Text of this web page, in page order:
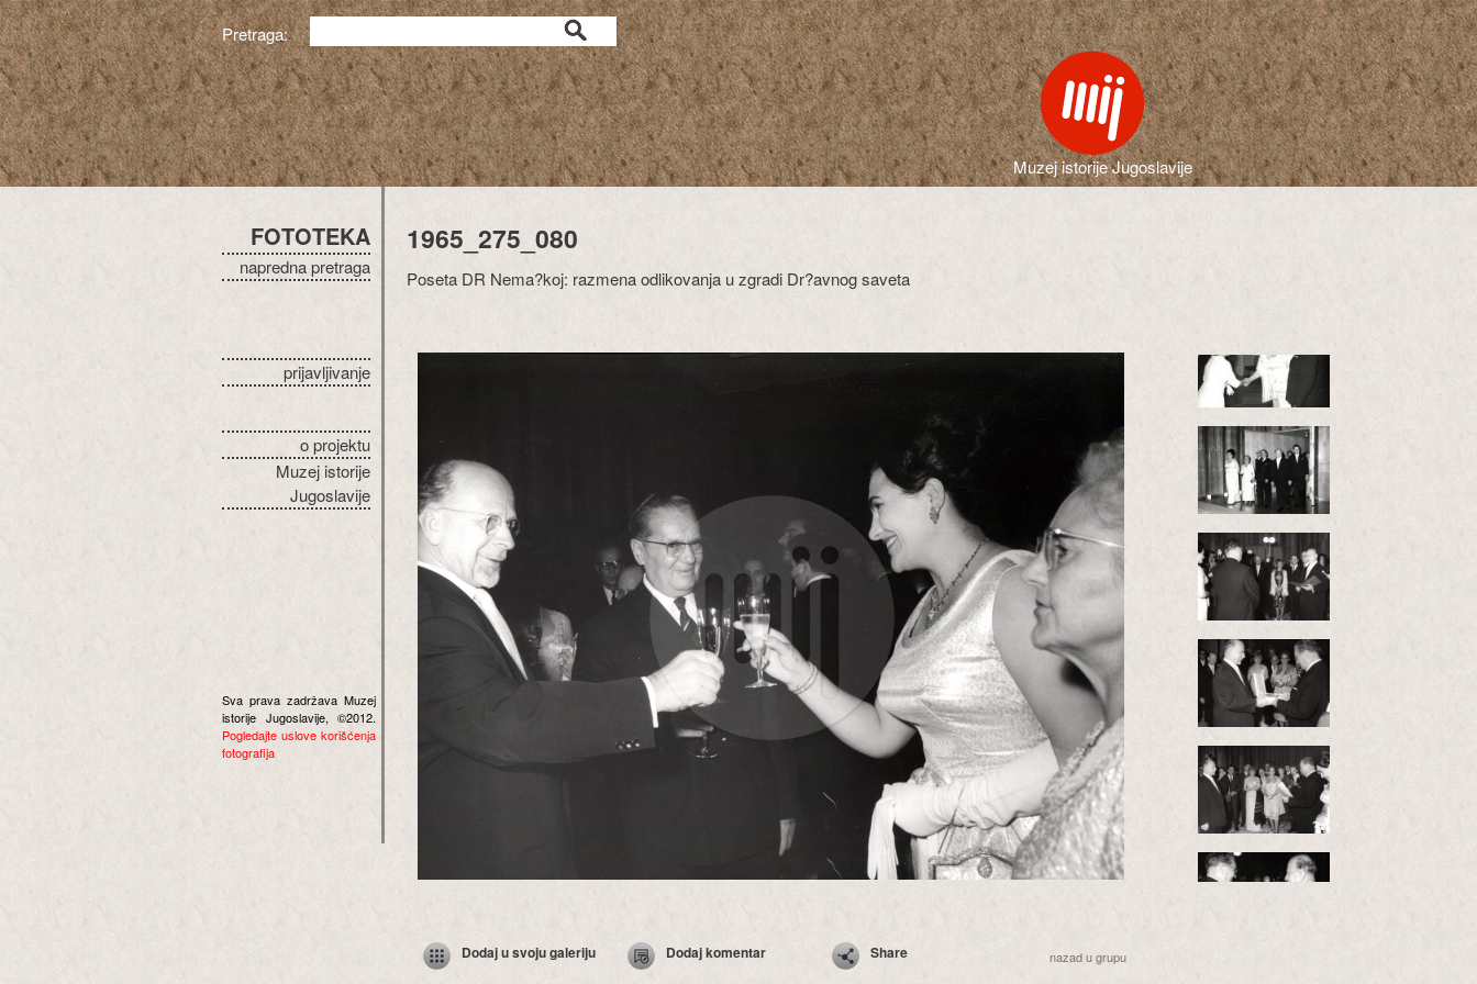
Pretraga:
Muzej istorije Jugoslavije
FOTOTEKA
napredna pretraga
prijavljivanje
o projektu
Muzej istorije
Jugoslavije
Sva prava zadržava Muzej
istorije Jugoslavije, ©2012.
Pogledajte uslove korišćenja
fotografija
1965_275_080
Poseta DR Nema?koj: razmena odlikovanja u zgradi Dr?avnog saveta
Dodaj u svoju galeriju Dodaj komentar Share nazad u grupu